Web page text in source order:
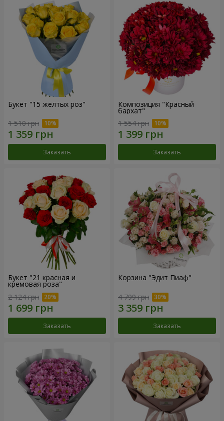
Букет "15 желтых роз"
1 510 грн
Заказать
Композиция "Красный
бархат"
1 554 грн
Заказать
Букет "21 красная и
кремовая роза"
2 124 грн
Заказать
Корзина "Эдит Пиаф"
4 799 грн
Заказать